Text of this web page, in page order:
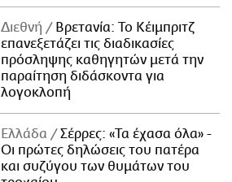
Διεθνή
Βρετανία: Το Κέιμπριτζ
επανεξετάζει τις διαδικασίες
πρόσληψης καθηγητών μετά την
παραίτηση διδάσκοντα για
λογοκλοπή
Ελλάδα
Σέρρες: «Τα έχασα όλα» -
Οι πρώτες δηλώσεις του πατέρα
και συζύγου των θυμάτων του